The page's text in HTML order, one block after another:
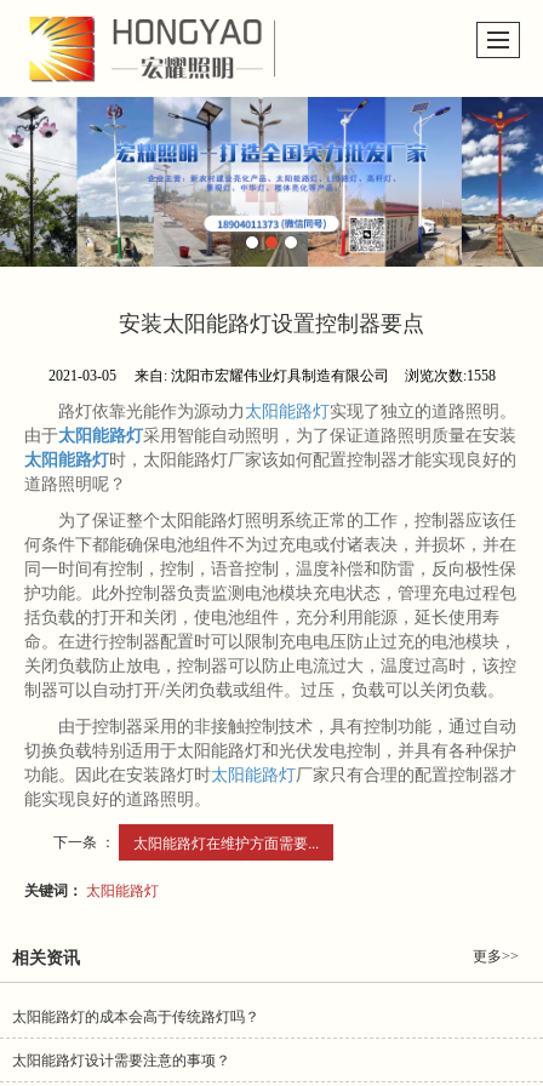
安装太阳能路灯设置控制器要点
2021-03-05 来自: 沈阳市宏耀伟业灯具制造有限公司 浏览次数:1558
路灯依靠光能作为源动力 太阳能路灯实现了独立的道路照明。
由于太阳能路灯采用智能自动照明，为了保证道路照明质量在安装
太阳能路灯时，太阳能路灯厂家该如何配置控制器才能实现良好的
道路照明呢？
为了保证整个太阳能路灯照明系统正常的工作，控制器应该任
何条件下都能确保电池组件不为过充电或付诸表决，并损坏，并在
同一时间有控制，控制，语音控制，温度补偿和防雷，反向极性保
护功能。此外控制器负责监测电池模块充电状态，管理充电过程包
括负载的打开和关闭，使电池组件，充分利用能源，延长使用寿
命。在进行控制器配置时可以限制充电电压防止过充的电池模块，
关闭负载防止放电，控制器可以防止电流过大，温度过高时，该控
制器可以自动打开/关闭负载或组件。过压，负载可以关闭负载。
由于控制器采用的非接触控制技术，具有控制功能，通过自动
切换负载特别适用于太阳能路灯和光伏发电控制，并具有各种保护
功能。因此在安装路灯时太阳能路灯厂家只有合理的配置控制器才
能实现良好的道路照明。
下一条 ： 太阳能路灯在维护方面需要...
关键词： 太阳能路灯
相关资讯 更多>>
太阳能路灯的成本会高于传统路灯吗？
太阳能路灯设计需要注意的事项？